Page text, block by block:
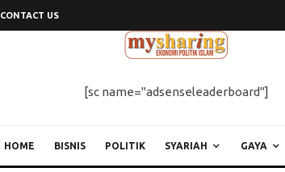
CONTACT US
[sc name="adsenseleaderboard"]
HOME BISNIS POLITIK SYARIAH GAYA